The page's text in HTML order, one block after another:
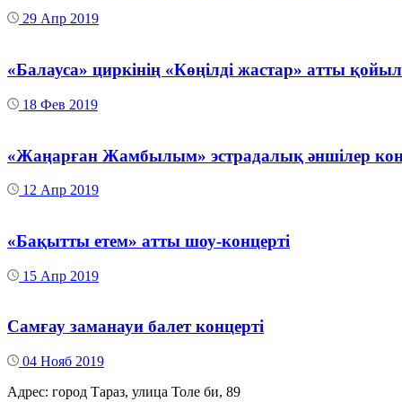
29 Апр 2019
«Балауса» циркінің «Көңілді жастар» атты
18 Фев 2019
«Жаңарған Жамбылым» эстрадалық әншілер
12 Апр 2019
«Бақытты етем» атты шоу-концерті
15 Апр 2019
Самғау заманауи балет концерті
04 Нояб 2019
Адрес: город Тараз, улица Толе би, 89